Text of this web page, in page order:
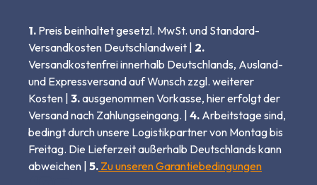
1. Preis beinhaltet gesetzl. MwSt. und Standard-
Versandkosten Deutschlandweit | 2.
Versandkostenfrei innerhalb Deutschlands, Ausland-
und Expressversand auf Wunsch zzgl. weiterer
Kosten | 3.ausgenommen Vorkasse, hier erfolgt der
Versand nach Zahlungseingang. | 4. Arbeitstage sind,
bedingt durch unsere Logistikpartner von Montag bis
Freitag. Die Lieferzeit außerhalb Deutschlands kann
abweichen | 5. Zu unseren Garantiebedingungen